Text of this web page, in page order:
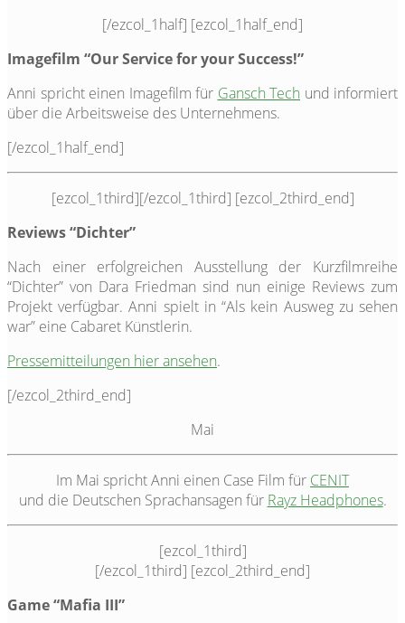
[/ezcol_1half] [ezcol_1half_end]
Imagefilm “Our Service for your Success!”
Anni spricht einen Imagefilm für Gansch Tech und informiert
über die Arbeitsweise des Unternehmens.
[/ezcol_1half_end]
[ezcol_1third][/ezcol_1third] [ezcol_2third_end]
Reviews “Dichter”
Nach einer erfolgreichen Ausstellung der Kurzfilmreihe
“Dichter” von Dara Friedman sind nun einige Reviews zum
Projekt verfügbar. Anni spielt in “Als kein Ausweg zu sehen
war” eine Cabaret Künstlerin.
Pressemitteilungen hier ansehen.
[/ezcol_2third_end]
Mai
Im Mai spricht Anni einen Case Film für CENIT
und die Deutschen Sprachansagen für Rayz Headphones.
[ezcol_1third]
[/ezcol_1third] [ezcol_2third_end]
Game “Mafia III”